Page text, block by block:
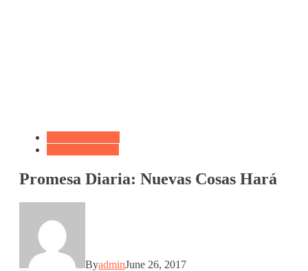
Promesa Diaria: Nuevas Cosas Hará
ByadminJune 26, 2017